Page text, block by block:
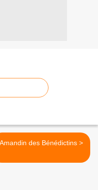
Amandin des Bénédictins >